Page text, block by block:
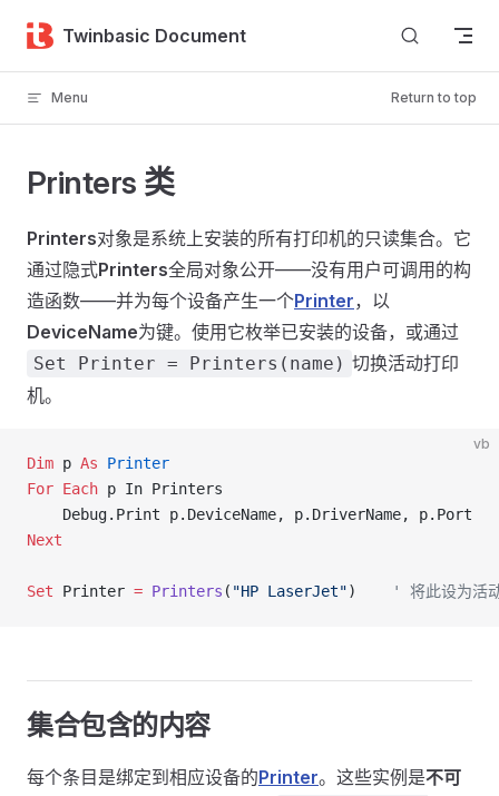
Skip to content
Twinbasic Document
Menu Return to top
Printers 类
Printers对象是系统上安装的所有打印机的只读集合。它
通过隐式Printers全局对象公开——没有用户可调用的构
造函数——并为每个设备产生一个Printer，以
DeviceName为键。使用它枚举已安装的设备，或通过
Set Printer = Printers(name) 切换活动打印
机。
vb
Dim p As Printer
For Each p In Printers
    Debug.Print p.DeviceName, p.DriverName, p.Port
Next
Set Printer = Printers ( "HP LaserJet") ' 将此设为活
集合包含的内容
每个条目是绑定到相应设备的Printer。这些实例是不可